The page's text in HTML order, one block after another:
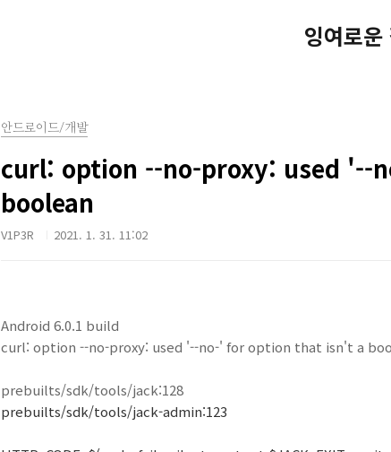
잉여로운
안드로이드/개발
curl: option --no-proxy: used
boolean
V1P3R 2021. 1. 31. 11:02
Android 6.0.1 build
curl: option --no-proxy: used '--no-' for option that isn't a
prebuilts/sdk/tools/jack:128
prebuilts/sdk/tools/jack-admin:123